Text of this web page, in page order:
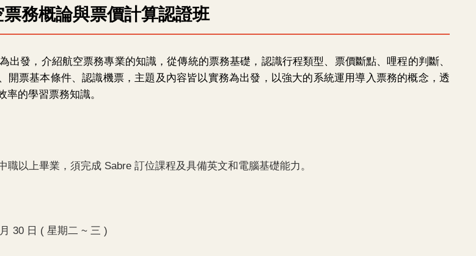
務概論與票價計算認證班
出發，介紹航空票務專業的知識，從傳統的票務基礎，認識行程類型、票價斷點、哩程的判斷、
開票基本條件、認識機票，主題及內容皆以實務為出發，以強大的系統運用導入票務的概念，透
的學習票務知識。
職以上畢業，須完成 Sabre 訂位課程及具備英文和電腦基礎能力。
30 日 ( 星期二 ~ 三 )